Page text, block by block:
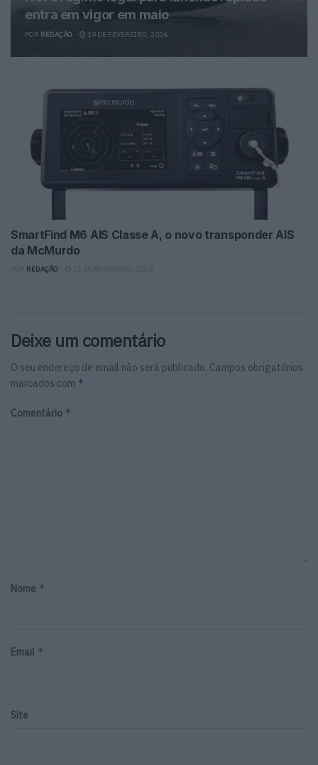
entra em vigor em maio
POR REDAÇÃO 19 DE FEVEREIRO, 2026
SmartFind M6 AIS Classe A, o novo transponder AIS
da McMurdo
REDAÇÃO
Deixe um comentário
O seu endereço de email não será publicado. Campos obrigatórios
marcados com *
Comentário *
Nome *
Email *
Site